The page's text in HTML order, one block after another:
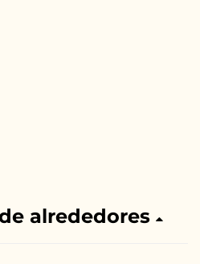
alrededores